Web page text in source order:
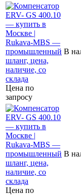
Цена по
запросу
В
Цена по
В